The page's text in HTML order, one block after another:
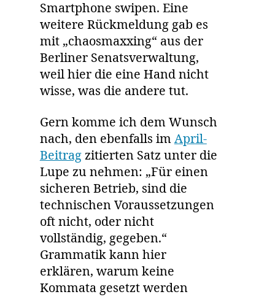
Smartphone swipen. Eine
weitere Rückmeldung gab es
mit „chaosmaxxing“ aus der
Berliner Senatsverwaltung,
weil hier die eine Hand nicht
wisse, was die andere tut.
Gern komme ich dem Wunsch
nach, den ebenfalls im April-
Beitragzitierten Satz unter die
Lupe zu nehmen: „Für einen
sicheren Betrieb, sind die
technischen Voraussetzungen
oft nicht, oder nicht
vollständig, gegeben.“
Grammatik kann hier
erklären, warum keine
Kommata gesetzt werden